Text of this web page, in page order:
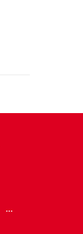
...